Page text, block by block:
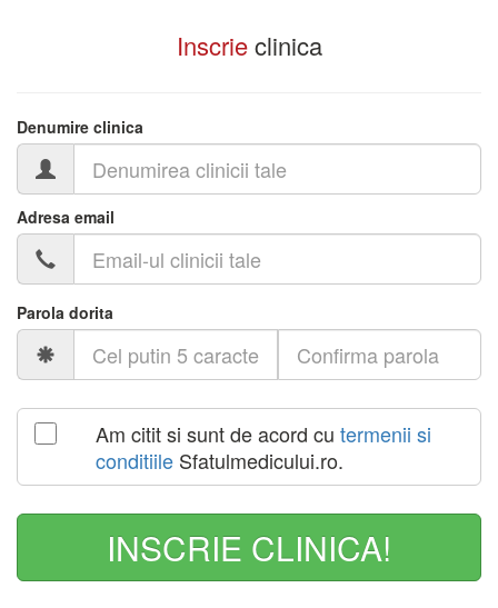
Inscrieclinica
Denumire clinica
Adresa email
Parola dorita
Am citit si sunt de acord cu termenii si
conditiile Sfatulmedicului.ro.
INSCRIE CLINICA!